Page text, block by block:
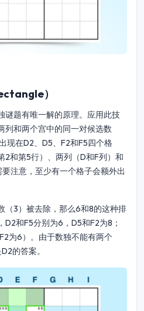
）
谜题有唯一解的原理。应用此技
列和两个宫中的同一对候选数
现在D2、D5、F2和F5四个格
2和第5行）、两列（D和F列）和
注意，至少有一个格子会额外出
（3）被去除，那么6和8的这种排
和F5分别为6，D5和F2为8；
为6）。由于数独不能有两个
的答案。